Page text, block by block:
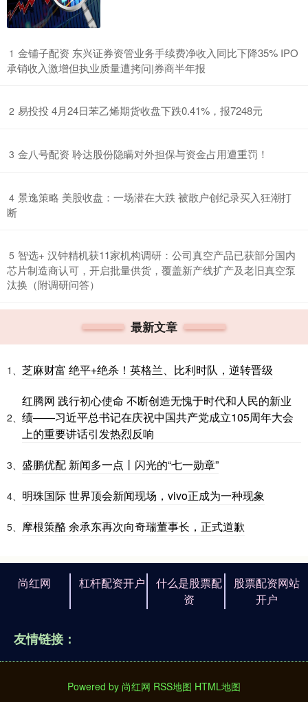
1 ​金铺子配资 东兴证券资管业务手续费净收入同比下降35% IPO
承销收入激增但执业质量遭拷问|券商半年报
2 ​易投投 4月24日苯乙烯期货收盘下跌0.41%，报7248元
3 ​金八号配资 聆达股份隐瞒对外担保与资金占用遭重罚！
4 ​景逸策略 美股收盘：一场潜在大跌 被散户创纪录买入狂潮打
断
5 ​智选+ 汉钟精机获11家机构调研：公司真空产品已获部分国内
芯片制造商认可，开启批量供货，覆盖新产线扩产及老旧真空泵
汰换（附调研问答）
最新文章
1、 芝麻财富 绝平+绝杀！英格兰、比利时队，逆转晋级
2、
红腾网 践行初心使命 不断创造无愧于时代和人民的新业
绩——习近平总书记在庆祝中国共产党成立105周年大会
上的重要讲话引发热烈反响
3、 盛鹏优配 新闻多一点丨闪光的“七一勋章”
4、 明珠国际 世界顶会新闻现场，vivo正成为一种现象
5、 摩根策酪 余承东再次向奇瑞董事长，正式道歉
尚红网 杠杆配资开户
什么是股票配
资
股票配资网站
开户
友情链接：
Powered by 尚红网 RSS地图 HTML地图